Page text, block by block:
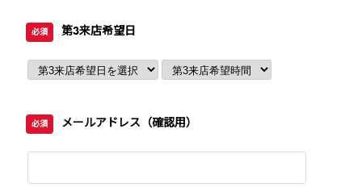
必須 第3来店希望日
必須 メールアドレス（確認用）